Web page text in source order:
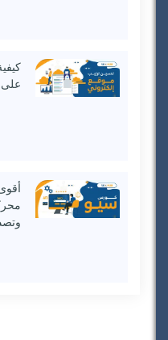
على Google في 5 خطوات سهلة
أقوى
وتصدر